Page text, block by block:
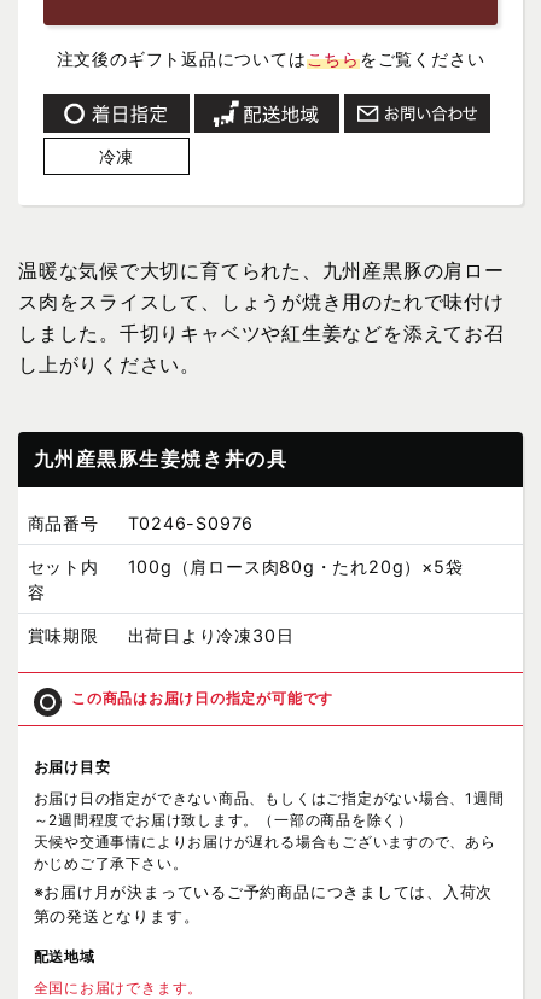
注文後のギフト返品についてはこちらをご覧ください
冷凍
温暖な気候で大切に育てられた、九州産黒豚の肩ロー
ス肉をスライスして、しょうが焼き用のたれで味付け
しました。千切りキャベツや紅生姜などを添えてお召
し上がりください。
九州産黒豚生姜焼き丼の具
商品番号 T0246-S0976
セット内
容
100g（肩ロース肉80g・たれ20g）×5袋
賞味期限 出荷日より冷凍30日
この商品はお届け日の指定が可能です
お届け目安
お届け日の指定ができない商品、もしくはご指定がない場合、1週間
～2週間程度でお届け致します。（一部の商品を除く）
天候や交通事情によりお届けが遅れる場合もございますので、あら
かじめご了承下さい。
※お届け月が決まっているご予約商品につきましては、入荷次
第の発送となります。
配送地域
全国にお届けできます。